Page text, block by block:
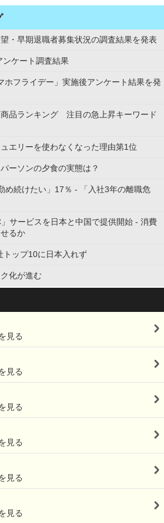
・早期退職者募集状況の調査結果を発表
ケート調査結果
ホフライデー」実施後アンケート結果を発
品ランキング 注目の急上昇キーワード
エリーを使わなくなった理由第1位
ーソンの夕食の実態は？
め続けたい」17％ - 「入社3年の離職危
サービスを日本と中国で提供開始 - 消費
るか
トップ10に日本入れず
化が進む
見る
見る
見る
見る
見る
見る